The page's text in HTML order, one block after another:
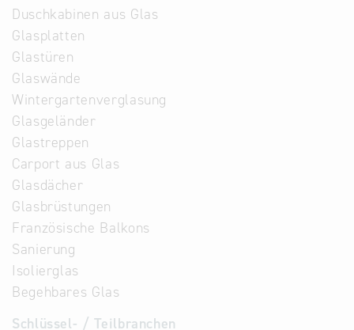
Duschkabinen aus Glas
Glasplatten
Glastüren
Glaswände
Wintergartenverglasung
Glasgeländer
Glastreppen
Carport aus Glas
Glasdächer
Glasbrüstungen
Französische Balkons
Sanierung
Isolierglas
Begehbares Glas
Schlüssel- / Teilbranchen